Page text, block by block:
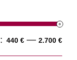
440 € — 2.700 €